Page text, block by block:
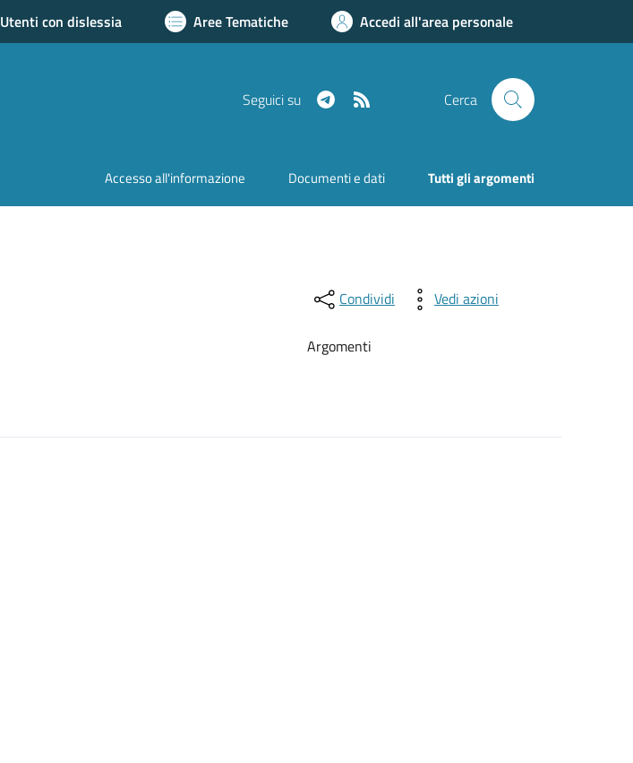
Utenti con dislessia Aree Tematiche Accedi all'area personale
Seguici su Telegram Cerca
Accesso all'informazione Documenti e dati Tutti gli argomenti
Condividi Vedi azioni
Argomenti